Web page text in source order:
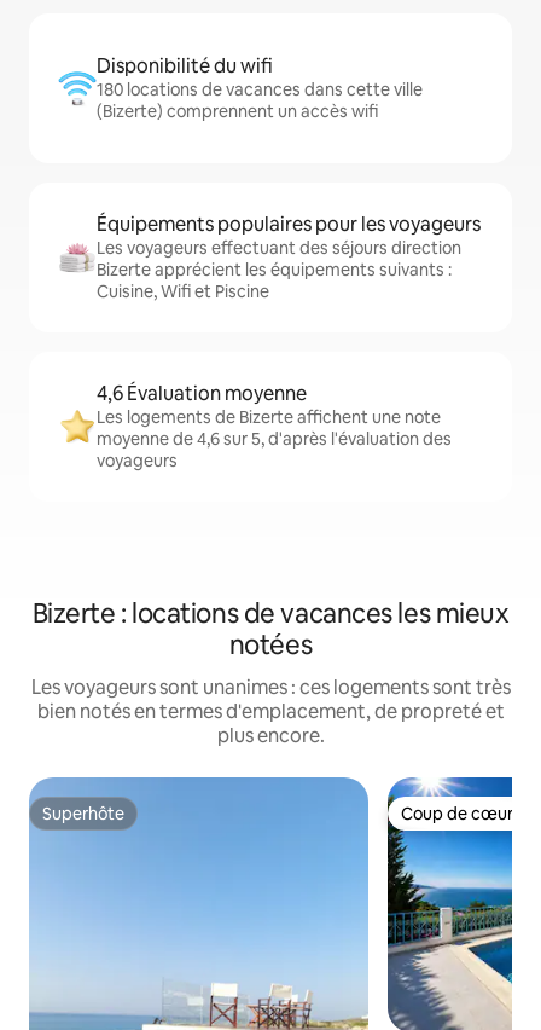
Disponibilité du wifi
180 locations de vacances dans cette ville
(Bizerte) comprennent un accès wifi
Équipements populaires pour les voyageurs
Les voyageurs effectuant des séjours direction
Bizerte apprécient les équipements suivants :
Cuisine, Wifi et Piscine
4,6 Évaluation moyenne
Les logements de Bizerte affichent une note
moyenne de 4,6 sur 5, d'après l'évaluation des
voyageurs
Bizerte : locations de vacances les mieux
notées
Les voyageurs sont unanimes : ces logements sont très
bien notés en termes d'emplacement, de propreté et
plus encore.
Superhôte
Superhôte Coup de cœur
Coup de cœur